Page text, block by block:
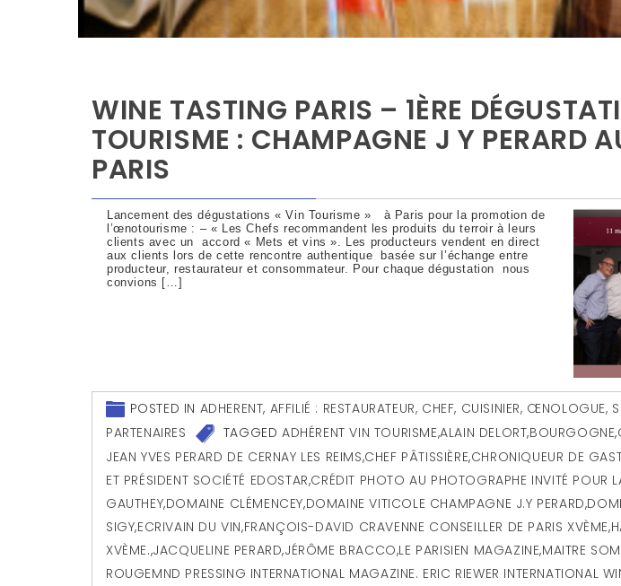
WINE TASTING PARIS – 1ÈRE
TOURISME : CHAMPAGNE J Y PERARD
PARIS
Lancement des dégustations « Vin Tourisme » à Paris pour la promotion de
l’œnotourisme : – « Les Chefs recommandent les produits du terroir à leurs
clients avec un accord « Mets et vins ». Les producteurs vendent en direct
aux clients lors de cette rencontre authentique basée sur l’échange entre
producteur, restaurateur et consommateur. Pour chaque dégustation nous
convions […]
POSTED IN ADHERENT, AFFILIÉ : RESTAURATEUR, CHEF, CUISINIER, ŒNOLOGUE,
PARTENAIRES
TAGGEDADHÉRENT VIN TOURISME,ALAIN DELORT,BOURGOGNE,
JEAN YVES PERARD DE CERNAY LES REIMS,CHEF PÂTISSIÈRE,CHRONIQUEUR DE
ET PRÉSIDENT SOCIÉTÉ EDOSTAR,CRÉDIT PHOTO AU PHOTOGRAPHE INVITÉ POUR
GAUTHEY,DOMAINE CLÉMENCEY,DOMAINE VITICOLE CHAMPAGNE J.Y PERARD,
SIGY,ECRIVAIN DU VIN,FRANÇOIS-DAVID CRAVENNE CONSEILLER DE PARIS XVÈME,
XVÈME.,JACQUELINE PERARD,JÉRÔME BRACCO,LE PARISIEN MAGAZINE,MAITRE
ROUGEMND PRESSING INTERNATIONAL MAGAZINE. ERIC RIEWER INTERNATIONAL